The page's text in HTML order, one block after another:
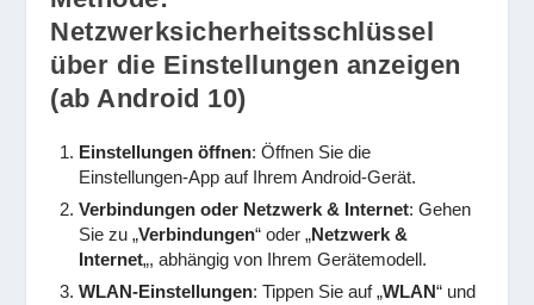
Netzwerksicherheitsschlüssel
über die Einstellungen anzeigen
(ab Android 10)
Einstellungen öffnen: Öffnen Sie die
Einstellungen-App auf Ihrem Android-Gerät.
Verbindungen oder Netzwerk & Internet: Gehen
Sie zu „Verbindungen“ oder „Netzwerk &
Internet„, abhängig von Ihrem Gerätemodell.
WLAN-Einstellungen: Tippen Sie auf „WLAN“ und